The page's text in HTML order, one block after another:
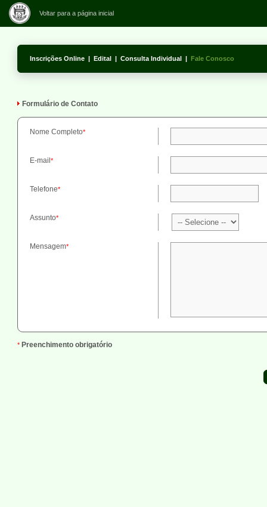
Voltar para a página inicial
Inscrições Online| Edital| Consulta Individual| Fale Conosco
Formulário de Contato
Nome Completo*
E-mail *
Telefone*
Assunto*
Mensagem*
*Preenchimento obrigatório